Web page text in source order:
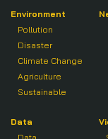
Environment
Pollution
Disaster
Climate Change
Agriculture
Sustainable
Data
Data